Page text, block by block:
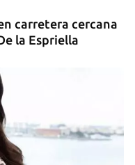
carretera cercana
la Espriella